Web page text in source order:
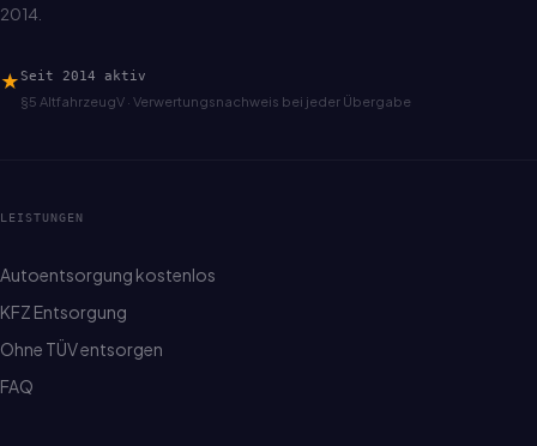
2014.
★ Seit 2014 aktiv
§5 AltfahrzeugV · Verwertungsnachweis bei jeder Übergabe
LEISTUNGEN
Autoentsorgung kostenlos
KFZ Entsorgung
Ohne TÜV entsorgen
FAQ